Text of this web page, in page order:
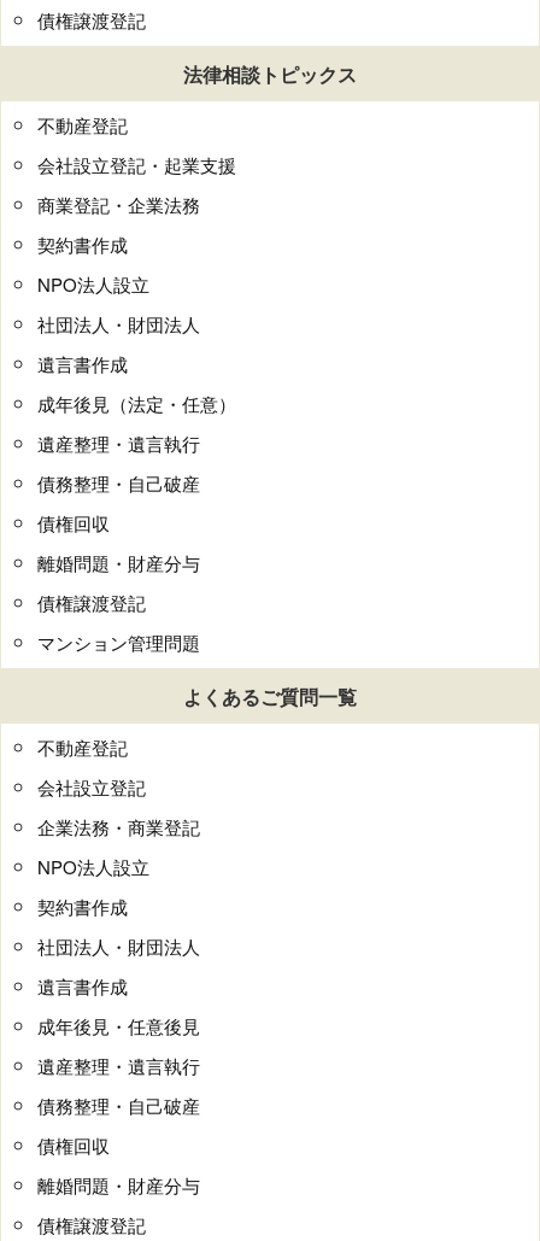
債権譲渡登記
法律相談トピックス
不動産登記
会社設立登記・起業支援
商業登記・企業法務
契約書作成
NPO法人設立
社団法人・財団法人
遺言書作成
成年後見（法定・任意）
遺産整理・遺言執行
債務整理・自己破産
債権回収
離婚問題・財産分与
債権譲渡登記
マンション管理問題
よくあるご質問一覧
不動産登記
会社設立登記
企業法務・商業登記
NPO法人設立
契約書作成
社団法人・財団法人
遺言書作成
成年後見・任意後見
遺産整理・遺言執行
債務整理・自己破産
債権回収
離婚問題・財産分与
債権譲渡登記